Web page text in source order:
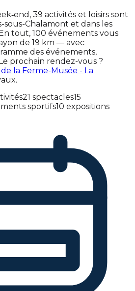
39 activités et loisirs sont
sous-Chalamont et dans les
tout, 100 événements vous
de 19 km — avec
des événements,
prochain rendez-vous ?
de la Ferme-Musée - La
21 spectacles15
sportifs10 expositions